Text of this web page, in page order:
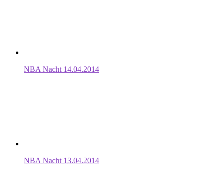
NBA Nacht 14.04.2014
NBA Nacht 13.04.2014